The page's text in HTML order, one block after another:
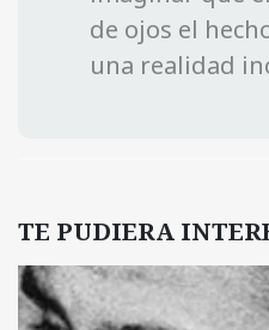
de ojos el
una realidad
TE PUDIERA